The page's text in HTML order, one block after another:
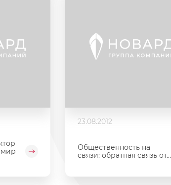
23.08.2012
Общественность на
связи: обратная связь от...